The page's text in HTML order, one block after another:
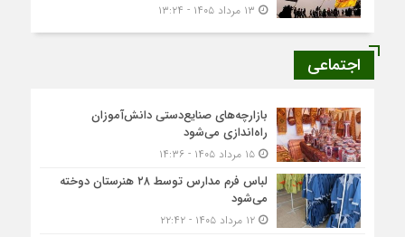
اجتماعی
بازارچه‌های صنایع‌دستی دانش‌آموزان
راه‌اندازی می‌شود
۱۵ مرداد ۱۴۰۵ - ۱۴:۳۶
لباس فرم مدارس توسط ۲۸ هنرستان‌ دوخته
می‌شود
۱۲ مرداد ۱۴۰۵ - ۲۲:۴۲